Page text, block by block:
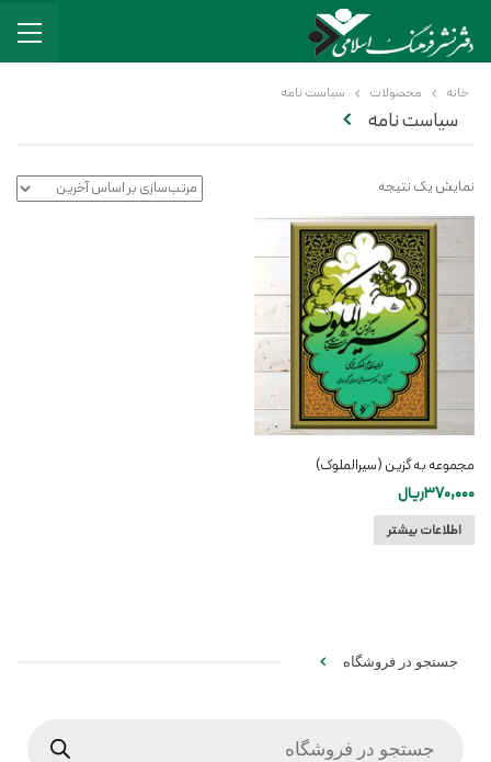
خانه محصولات سیاست نامه
سیاست نامه
نمایش یک نتیجه
مجموعه به گزین (سیرالملوک)
370,000ریال
اطلاعات بیشتر
جستجو در فروشگاه